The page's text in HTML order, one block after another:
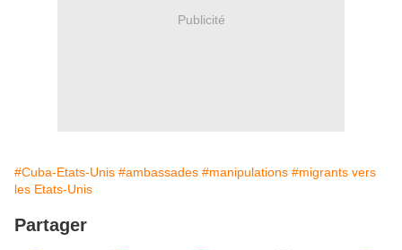
Publicité
#Cuba-Etats-Unis #ambassades #manipulations #migrants vers
les Etats-Unis
Partager